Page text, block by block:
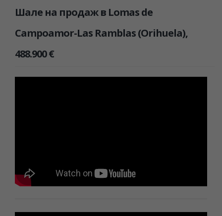
Шале на продаж в Lomas de
Campoamor-Las Ramblas (Orihuela),
488.900 €